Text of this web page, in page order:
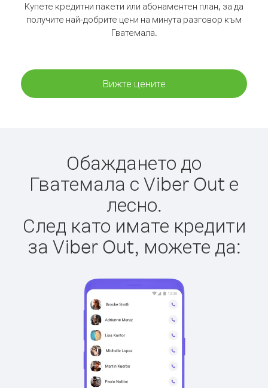
Купете кредитни пакети или абонаментен план, за да
получите най-добрите цени на минута разговор към
Гватемала.
Вижте цените
Обаждането до
Гватемала с Viber Out е
лесно.
След като имате кредити
за Viber Out, можете да: